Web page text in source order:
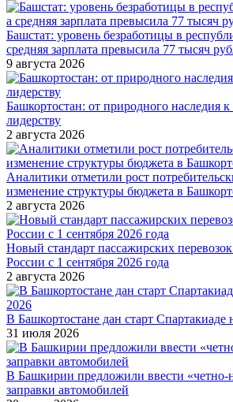
Башстат: уровень безработицы в
средняя зарплата превысила 77 тысяч
9 августа 2026
Башкортостан: от природного наследия
лидерству
2 августа 2026
Аналитики отметили рост
изменение структуры бюджета в
2 августа 2026
Новый стандарт пассажирских
России с 1 сентября 2026 года
2 августа 2026
В Башкортостане дан старт Спартакиаде
31 июля 2026
В Башкирии предложили ввести «четно-
заправки автомобилей